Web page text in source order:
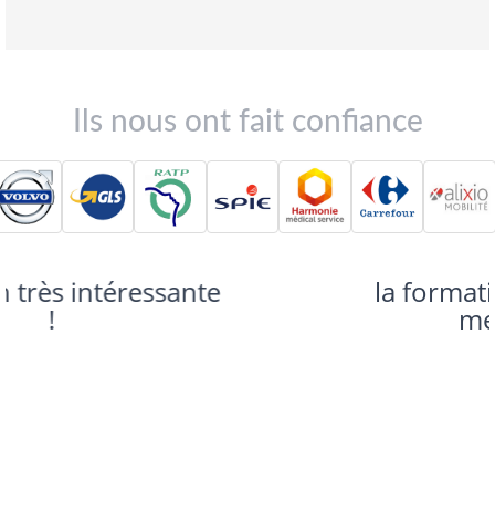
Ils nous ont fait confiance
la formation correspond à